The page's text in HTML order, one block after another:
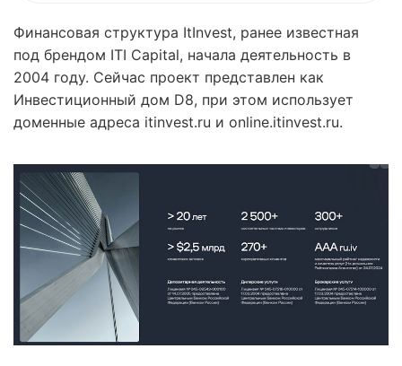
Финансовая структура ItInvest, ранее известная
под брендом ITI Capital, начала деятельность в
2004 году. Сейчас проект представлен как
Инвестиционный дом D8, при этом использует
доменные адреса itinvest.ru и online.itinvest.ru.